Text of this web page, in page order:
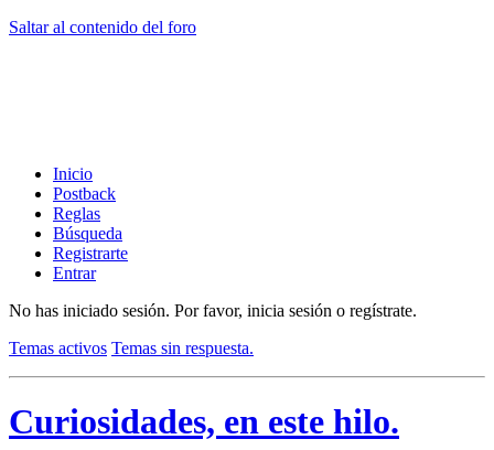
Saltar al contenido del foro
Inicio
Postback
Reglas
Búsqueda
Registrarte
Entrar
No has iniciado sesión. Por favor, inicia sesión o regístrate.
Temas activos Temas sin respuesta.
Curiosidades, en este hilo.